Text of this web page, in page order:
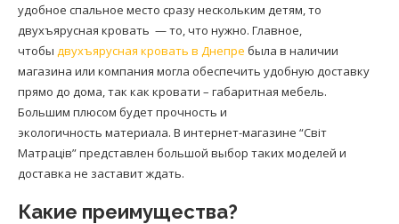
удобное спальное место сразу нескольким детям, то
двухъярусная кровать — то, что нужно. Главное,
чтобы двухъярусная кровать в Днепре была в наличии
магазина или компания могла обеспечить удобную доставку
прямо до дома, так как кровати – габаритная мебель.
Большим плюсом будет прочность и
экологичность материала. В интернет-магазине “Світ
Матраців” представлен большой выбор таких моделей и
доставка не заставит ждать.
Какие преимущества?